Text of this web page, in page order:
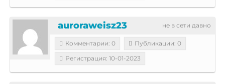
не в сети давно
auroraweisz23
Комментарии: 0
Публикации: 0
Регистрация: 10-01-2023